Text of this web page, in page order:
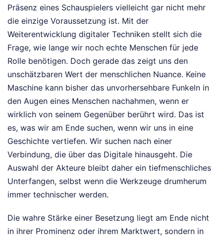
Präsenz eines Schauspielers vielleicht gar nicht mehr
die einzige Voraussetzung ist. Mit der
Weiterentwicklung digitaler Techniken stellt sich die
Frage, wie lange wir noch echte Menschen für jede
Rolle benötigen. Doch gerade das zeigt uns den
unschätzbaren Wert der menschlichen Nuance. Keine
Maschine kann bisher das unvorhersehbare Funkeln in
den Augen eines Menschen nachahmen, wenn er
wirklich von seinem Gegenüber berührt wird. Das ist
es, was wir am Ende suchen, wenn wir uns in eine
Geschichte vertiefen. Wir suchen nach einer
Verbindung, die über das Digitale hinausgeht. Die
Auswahl der Akteure bleibt daher ein tiefmenschliches
Unterfangen, selbst wenn die Werkzeuge drumherum
immer technischer werden.
Die wahre Stärke einer Besetzung liegt am Ende nicht
in ihrer Prominenz oder ihrem Marktwert, sondern in